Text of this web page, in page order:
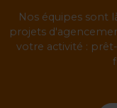
Nos équipes sont
projets
votre activité :